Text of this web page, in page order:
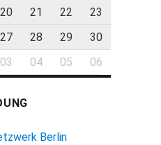
20 21 22
23
27 28 29
30
03 04 05 06
Berlin